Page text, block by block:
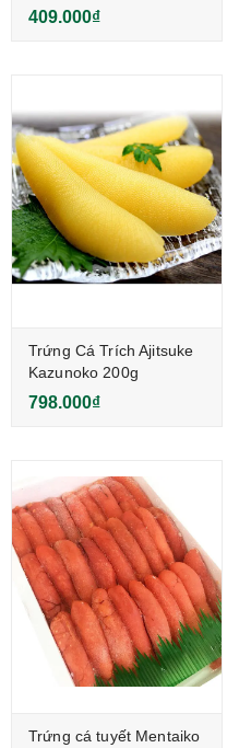
409.000₫
Trứng Cá Trích Ajitsuke
Kazunoko 200g
798.000₫
Trứng cá tuyết Mentaiko